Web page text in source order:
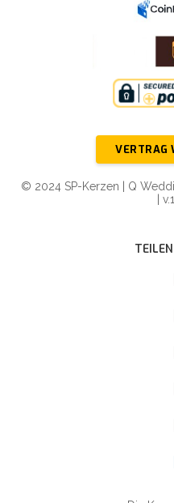
VERTRAG
© 2024 SP-Kerzen | Q
|